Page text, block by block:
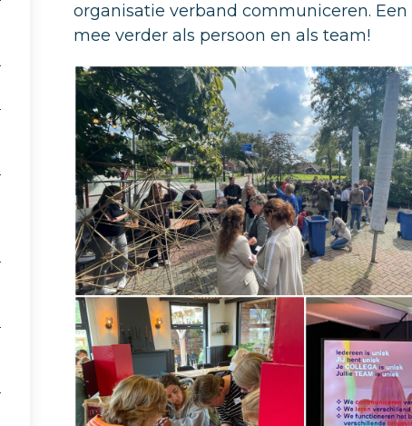
organisatie verband communiceren.
mee verder als persoon en als team!